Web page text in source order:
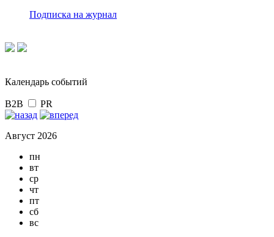
Подписка на журнал
Календарь событий
B2B PR
Август 2026
пн
вт
ср
чт
пт
сб
вс